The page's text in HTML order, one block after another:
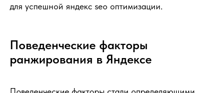
для успешной яндекс seo оптимизации.
Поведенческие факторы
ранжирования в Яндексе